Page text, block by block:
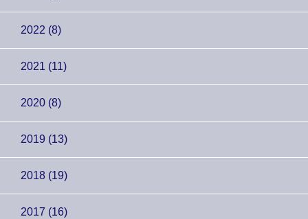
2022 (8)
2021 (11)
2020 (8)
2019 (13)
2018 (19)
2017 (16)